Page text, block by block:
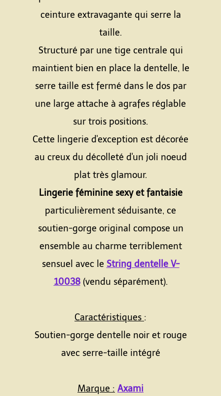
ceinture extravagante qui serre la
taille.
Structuré par une tige centrale qui
maintient bien en place la dentelle, le
serre taille est fermé dans le dos par
une large attache à agrafes réglable
sur trois positions.
Cette lingerie d'exception est décorée
au creux du décolleté d'un joli noeud
plat très glamour.
Lingerie féminine sexy et fantaisie
particulièrement séduisante, ce
soutien-gorge original compose un
ensemble au charme terriblement
sensuel avec le String dentelle V-
10038(vendu séparément).
Caractéristiques :
Soutien-gorge dentelle noir et rouge
avec serre-taille intégré
Marque : Axami